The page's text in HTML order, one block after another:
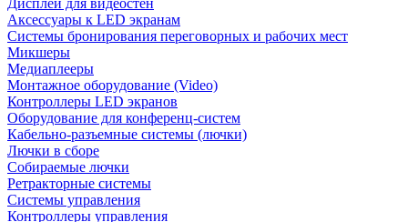
Дисплеи для видеостен
Аксессуары к LED экранам
Системы бронирования переговорных и рабочих мест
Микшеры
Медиаплееры
Монтажное оборудование (Video)
Контроллеры LED экранов
Оборудование для конференц-систем
Кабельно-разъемные системы (лючки)
Лючки в сборе
Собираемые лючки
Ретракторные системы
Системы управления
Контроллеры управления